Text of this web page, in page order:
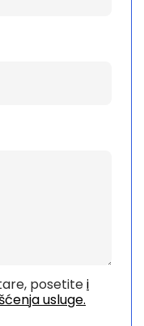
posetitei
usluge.